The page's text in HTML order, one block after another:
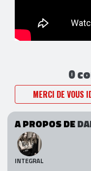
0
MERCI DE VOUS
A PROPOS DE
INTEGRAL